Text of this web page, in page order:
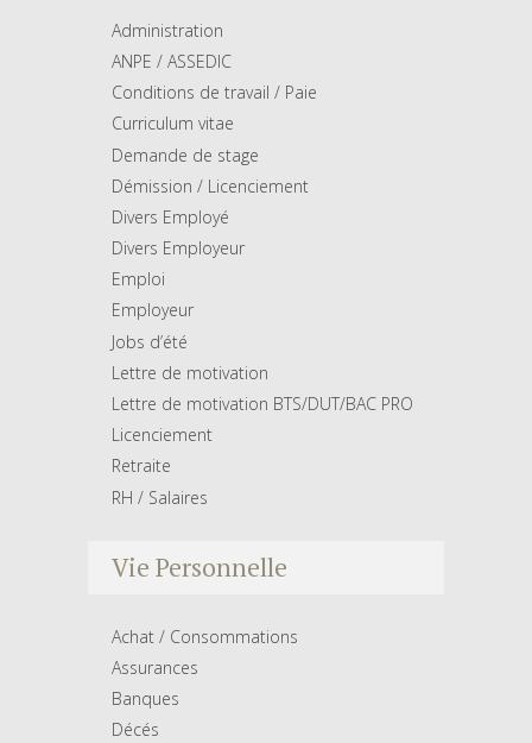
Administration
ANPE / ASSEDIC
Conditions de travail / Paie
Curriculum vitae
Demande de stage
Démission / Licenciement
Divers Employé
Divers Employeur
Emploi
Employeur
Jobs d’été
Lettre de motivation
Lettre de motivation BTS/DUT/BAC PRO
Licenciement
Retraite
RH / Salaires
Vie Personnelle
Achat / Consommations
Assurances
Banques
Décés